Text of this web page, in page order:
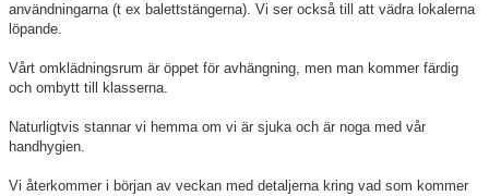
användningarna (t ex balettstängerna). Vi ser också till att vädra lokalerna
löpande.
Vårt omklädningsrum är öppet för avhängning, men man kommer färdig
och ombytt till klasserna.
Naturligtvis stannar vi hemma om vi är sjuka och är noga med vår
handhygien.
Vi återkommer i början av veckan med detaljerna kring vad som kommer